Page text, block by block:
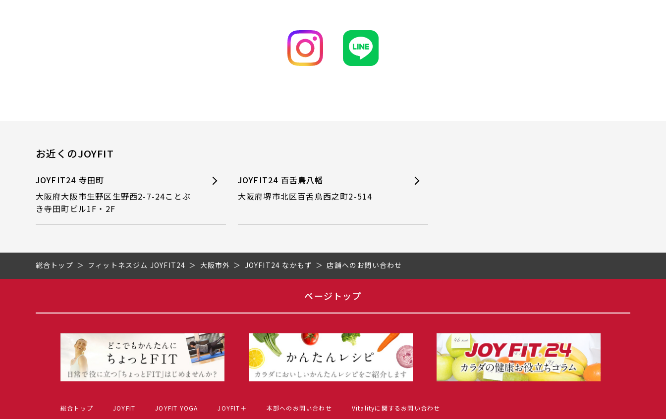
お近くのJOYFIT
JOYFIT24 寺田町
大阪府大阪市生野区生野西2-7-24ことぶ
き寺田町ビル1F・2F
JOYFIT24 百舌鳥八幡
大阪府堺市北区百舌鳥西之町2-514
総合トップ フィットネスジム JOYFIT24 大阪市外 JOYFIT24 なかもず 店舗へのお問い合わせ
ページトップ
総合トップ JOYFIT JOYFIT YOGA JOYFIT＋ 本部へのお問い合わせ
Vitalityに関するお問い合わせ